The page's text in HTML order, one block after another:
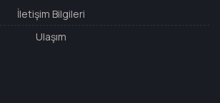
İletişim Bilgileri
Ulaşım